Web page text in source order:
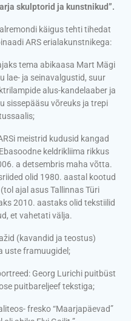
skulptorid ja kunstnikud”.
käigus tehti tihedat
ARS erialakunstnikega:
tema abikaasa Mart Mägi
lae- ja seinavalgustid, suur
alus-kandelaaber ja
sissepääsu võreuks ja trepi
meistrid kudusid kangad
keldrikliima rikkus
a detsembris maha võtta.
olid 1980. aastal kootud
ajal asus Tallinnas Türi
2010. aastaks olid tekstiilid
et vahetati välja.
(kavandid ja teostus)
uste framuugidel;
Georg Lurichi puitbüst
puitbareljeef tekstiga;
fresko “Maarjapäevad”